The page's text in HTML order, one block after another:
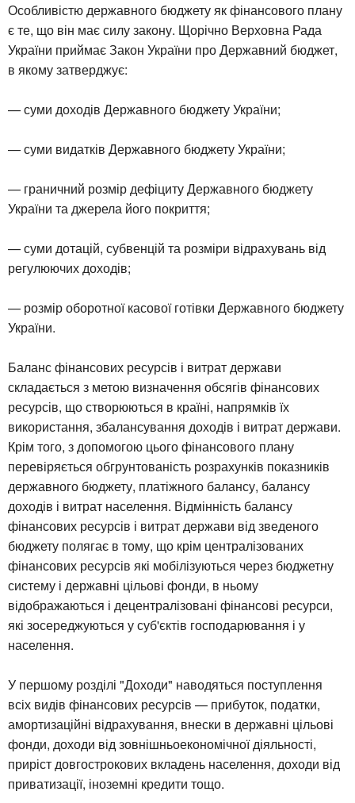
Особливістю державного бюджету як фінансового плану
є те, що він має силу закону. Щорічно Верховна Рада
України приймає Закон України про Державний бюджет,
в якому затверджує:
— суми доходів Державного бюджету України;
— суми видатків Державного бюджету України;
— граничний розмір дефіциту Державного бюджету
України та джерела його покриття;
— суми дотацій, субвенцій та розміри відрахувань від
регулюючих доходів;
— розмір оборотної касової готівки Державного бюджету
України.
Баланс фінансових ресурсів і витрат держави
складається з метою визначення обсягів фінансових
ресурсів, що створюються в країні, напрямків їх
використання, збалансування доходів і витрат держави.
Крім того, з допомогою цього фінансового плану
перевіряється обгрунтованість розрахунків показників
державного бюджету, платіжного балансу, балансу
доходів і витрат населення. Відмінність балансу
фінансових ресурсів і витрат держави від зведеного
бюджету полягає в тому, що крім централізованих
фінансових ресурсів які мобілізуються через бюджетну
систему і державні цільові фонди, в ньому
відображаються і децентралізовані фінансові ресурси,
які зосереджуються у суб'єктів господарювання і у
населення.
У першому розділі "Доходи" наводяться поступлення
всіх видів фінансових ресурсів — прибуток, податки,
амортизаційні відрахування, внески в державні цільові
фонди, доходи від зовнішньоекономічної діяльності,
приріст довгострокових вкладень населення, доходи від
приватизації, іноземні кредити тощо.